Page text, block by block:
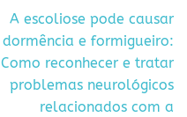
A escoliose pode causar
dormência e formigueiro:
Como reconhecer e tratar
problemas neurológicos
relacionados com a